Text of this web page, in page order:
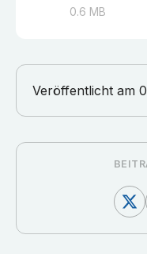
0.6 MB
Veröffentlicht am